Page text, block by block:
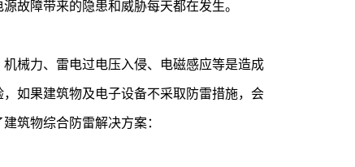
故障带来的隐患和威胁每天都在发生。
械力、雷电过电压入侵、电磁感应等是造成
如果建筑物及电子设备不采取防雷措施，会
筑物综合防雷解决方案：